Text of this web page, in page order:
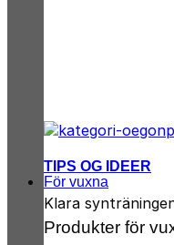
TIPS OG IDEER
Klara
För vuxna
Produkter för